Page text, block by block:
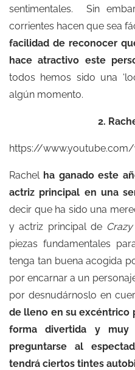
sentimentales. Sin
corrientes hacen que sea
facilidad de reconocer
hace atractivo este
todos hemos sido una
algún momento.
2.
https://www.youtube.com/
Rachel ha ganado este
actriz principal en una
decir que ha sido una
y actriz principal de
piezas fundamentales
tenga tan buena acogida
por encarnar a un
por desnudárnoslo en
de lleno en su excéntrico
forma divertida y muy
preguntarse al
tendrá ciertos tintes